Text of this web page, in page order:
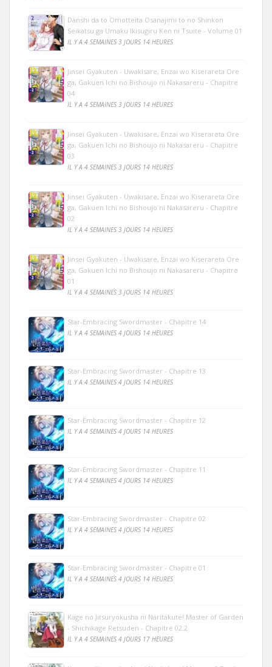
Danshi da to Omotteita Osanajimi to no Shinkon
Seikatsu ga Umaku Ikisugiru Ken ni Tsuite - Volume 01
IL Y A 4 SEMAINES 3 JOURS 14 HEURES
Jinsei Gyakuten - Uwakisare, Enzai wo Kiserareta Ore
ga, Gakuen Ichi no Bishoujo ni Nakasareru - Chapitre
04
IL Y A 4 SEMAINES 3 JOURS 14 HEURES
Jinsei Gyakuten - Uwakisare, Enzai wo Kiserareta Ore
ga, Gakuen Ichi no Bishoujo ni Nakasareru - Chapitre
03
IL Y A 4 SEMAINES 3 JOURS 14 HEURES
Jinsei Gyakuten - Uwakisare, Enzai wo Kiserareta Ore
ga, Gakuen Ichi no Bishoujo ni Nakasareru - Chapitre
02
IL Y A 4 SEMAINES 3 JOURS 14 HEURES
Jinsei Gyakuten - Uwakisare, Enzai wo Kiserareta Ore
ga, Gakuen Ichi no Bishoujo ni Nakasareru - Chapitre
01
IL Y A 4 SEMAINES 3 JOURS 14 HEURES
Star-Embracing Swordmaster - Chapitre 14
IL Y A 4 SEMAINES 4 JOURS 14 HEURES
Star-Embracing Swordmaster - Chapitre 13
IL Y A 4 SEMAINES 4 JOURS 14 HEURES
Star-Embracing Swordmaster - Chapitre 12
IL Y A 4 SEMAINES 4 JOURS 14 HEURES
Star-Embracing Swordmaster - Chapitre 11
IL Y A 4 SEMAINES 4 JOURS 14 HEURES
Star-Embracing Swordmaster - Chapitre 02
IL Y A 4 SEMAINES 4 JOURS 14 HEURES
Star-Embracing Swordmaster - Chapitre 01
IL Y A 4 SEMAINES 4 JOURS 14 HEURES
Kage no Jitsuryokusha ni Naritakute! Master of Garden
- Shichikage Retsuden - Chapitre 02.2
IL Y A 4 SEMAINES 4 JOURS 17 HEURES